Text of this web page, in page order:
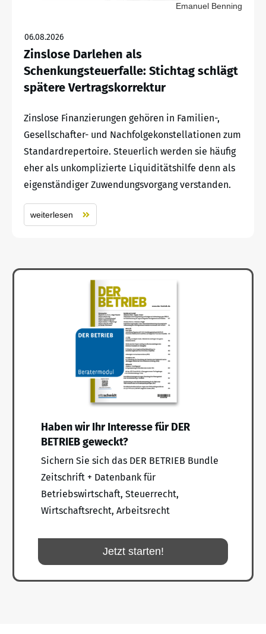
Emanuel Benning
06.08.2026
Zinslose Darlehen als
Schenkungsteuerfalle: Stichtag schlägt
spätere Vertragskorrektur
Zinslose Finanzierungen gehören in Familien-,
Gesellschafter- und Nachfolgekonstellationen zum
Standardrepertoire. Steuerlich werden sie häufig
eher als unkomplizierte Liquiditätshilfe denn als
eigenständiger Zuwendungsvorgang verstanden.
weiterlesen
Haben wir Ihr Interesse für DER
BETRIEB geweckt?
Sichern Sie sich das DER BETRIEB Bundle
Zeitschrift + Datenbank für
Betriebswirtschaft, Steuerrecht,
Wirtschaftsrecht, Arbeitsrecht
Jetzt starten!